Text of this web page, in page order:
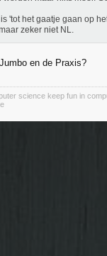
'tot het gaatje gaan op
zeker niet NL.
en de Praxis?
science keep fun in